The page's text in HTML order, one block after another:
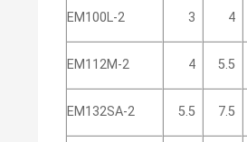
EM100L-2 3 4
EM112M-2 4 5.5
EM132SA-2 5.5 7.5